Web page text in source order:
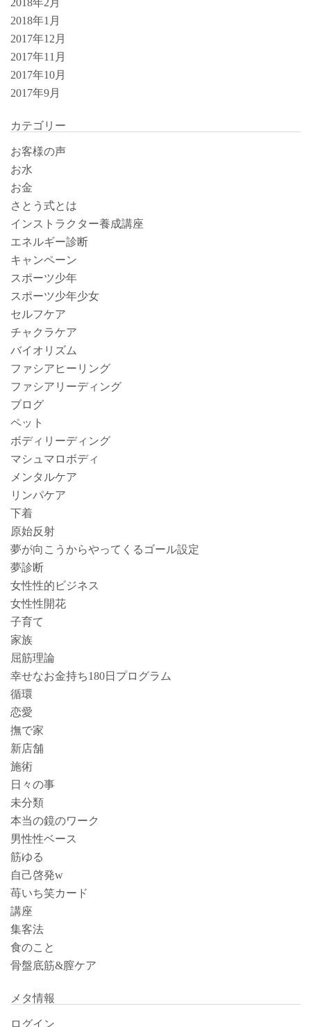
2018年2月
2018年1月
2017年12月
2017年11月
2017年10月
2017年9月
カテゴリー
お客様の声
お水
お金
さとう式とは
インストラクター養成講座
エネルギー診断
キャンペーン
スポーツ少年
スポーツ少年少女
セルフケア
チャクラケア
バイオリズム
ファシアヒーリング
ファシアリーディング
ブログ
ペット
ボディリーディング
マシュマロボディ
メンタルケア
リンパケア
下着
原始反射
夢が向こうからやってくるゴール設定
夢診断
女性性的ビジネス
女性性開花
子育て
家族
屈筋理論
幸せなお金持ち180日プログラム
循環
恋愛
撫で家
新店舗
施術
日々の事
未分類
本当の鏡のワーク
男性性ベース
筋ゆる
自己啓発w
苺いち笑カード
講座
集客法
食のこと
骨盤底筋&膣ケア
メタ情報
ログイン